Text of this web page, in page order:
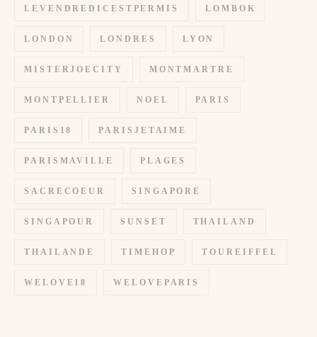
LEVENDREDICESTPERMIS LOMBOK
LONDON LONDRES LYON
MISTERJOECITY MONTMARTRE
MONTPELLIER NOEL PARIS
PARIS18 PARISJETAIME
PARISMAVILLE PLAGES
SACRECOEUR SINGAPORE
SINGAPOUR SUNSET THAILAND
THAILANDE TIMEHOP TOUREIFFEL
WELOVE18 WELOVEPARIS